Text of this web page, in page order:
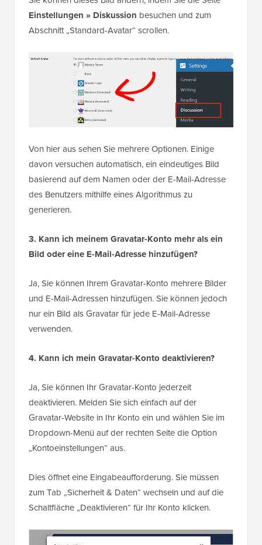
Einstellungen » Diskussion besuchen und zum
Abschnitt „Standard-Avatar“ scrollen.
Von hier aus sehen Sie mehrere Optionen. Einige
davon versuchen automatisch, ein eindeutiges Bild
basierend auf dem Namen oder der E-Mail-Adresse
des Benutzers mithilfe eines Algorithmus zu
generieren.
3. Kann ich meinem Gravatar-Konto mehr als ein
Bild oder eine E-Mail-Adresse hinzufügen?
Ja, Sie können Ihrem Gravatar-Konto mehrere Bilder
und E-Mail-Adressen hinzufügen. Sie können jedoch
nur ein Bild als Gravatar für jede E-Mail-Adresse
verwenden.
4. Kann ich mein Gravatar-Konto deaktivieren?
Ja, Sie können Ihr Gravatar-Konto jederzeit
deaktivieren. Melden Sie sich einfach auf der
Gravatar-Website in Ihr Konto ein und wählen Sie im
Dropdown-Menü auf der rechten Seite die Option
„Kontoeinstellungen“ aus.
Dies öffnet eine Eingabeaufforderung. Sie müssen
zum Tab „Sicherheit & Daten“ wechseln und auf die
Schaltfläche „Deaktivieren“ für Ihr Konto klicken.